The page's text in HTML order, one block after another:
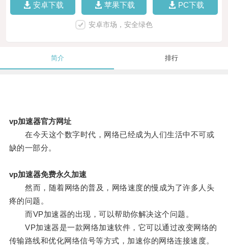
安卓下载 苹果下载 PC下载
安卓市场，安全绿色
简介 排行
vp加速器官方网址
在今天这个数字时代，网络已经成为人们生活中不可或
缺的一部分。
vp加速器免费永久加速
然而，随着网络的普及，网络速度的慢成为了许多人头
疼的问题。
而VP加速器的出现，可以帮助你解决这个问题。
VP加速器是一款网络加速软件，它可以通过改变网络的
传输路线和优化网络信号等方式，加速你的网络连接速度。